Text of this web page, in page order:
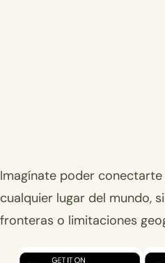
Imagínate poder
cualquier lugar del mundo,
fronteras o limitaciones